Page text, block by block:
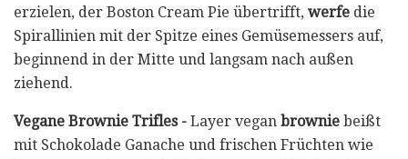
erzielen, der Boston Cream Pie übertrifft, werfe die
Spirallinien mit der Spitze eines Gemüsemessers auf,
beginnend in der Mitte und langsam nach außen
ziehend.
Vegane Brownie Trifles - Layer vegan brownie beißt
mit Schokolade Ganache und frischen Früchten wie